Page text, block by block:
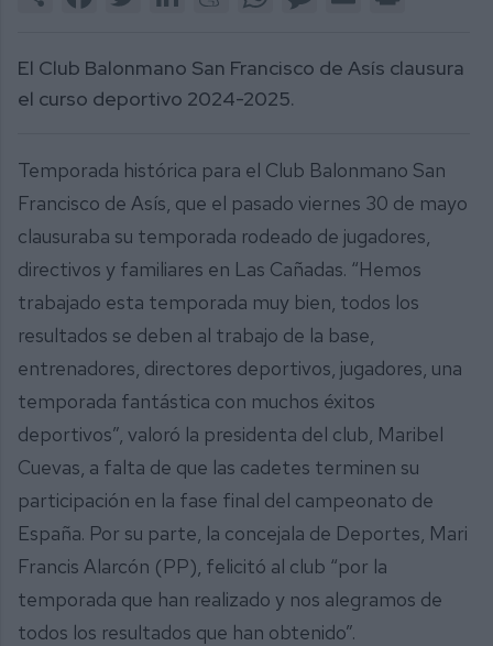
El Club Balonmano San Francisco de Asís clausura
el curso deportivo 2024-2025.
Temporada histórica para el Club Balonmano San
Francisco de Asís, que el pasado viernes 30 de mayo
clausuraba su temporada rodeado de jugadores,
directivos y familiares en Las Cañadas. “Hemos
trabajado esta temporada muy bien, todos los
resultados se deben al trabajo de la base,
entrenadores, directores deportivos, jugadores, una
temporada fantástica con muchos éxitos
deportivos”, valoró la presidenta del club, Maribel
Cuevas, a falta de que las cadetes terminen su
participación en la fase final del campeonato de
España. Por su parte, la concejala de Deportes, Mari
Francis Alarcón (PP), felicitó al club “por la
temporada que han realizado y nos alegramos de
todos los resultados que han obtenido”.